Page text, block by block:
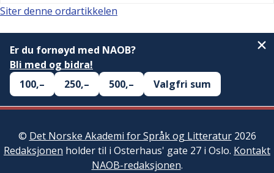
Siter denne ordartikkelen
Er du fornøyd med NAOB?
Bli med og bidra!
100,–
250,– 500,– Valgfri sum
© Det Norske Akademi for Språk og Litteratur2026
Redaksjonen holder til i Osterhaus' gate 27 i Oslo. Kontakt
NAOB-redaksjonen.